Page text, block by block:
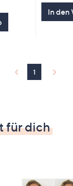
In den
1
für dich